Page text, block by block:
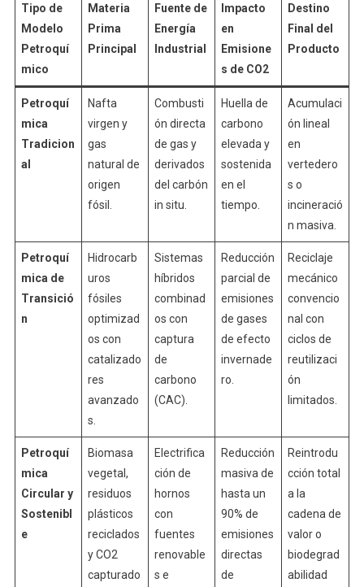
Tipo de
Modelo
Petroquí
mico
Materia
Prima
Principal
Fuente de
Energía
Industrial
Impacto
en
Emisione
s de CO2
Destino
Final del
Producto
Petroquí
mica
Tradicion
al
Nafta
virgen y
gas
natural de
origen
fósil.
Combusti
ón directa
de gas y
derivados
del carbón
in situ.
Huella de
carbono
elevada y
sostenida
en el
tiempo.
Acumulaci
ón lineal
en
vertedero
s o
incineració
n masiva.
Petroquí
mica de
Transició
n
Hidrocarb
uros
fósiles
optimizad
os con
catalizado
res
avanzado
s.
Sistemas
híbridos
combinad
os con
captura
de
carbono
(CAC).
Reducción
parcial de
emisiones
de gases
de efecto
invernade
ro.
Reciclaje
mecánico
convencio
nal con
ciclos de
reutilizaci
ón
limitados.
Petroquí
mica
Circular y
Sostenibl
e
Biomasa
vegetal,
residuos
plásticos
reciclados
y CO2
capturado
Electrifica
ción de
hornos
con
fuentes
renovable
s e
Reducción
masiva de
hasta un
90% de
emisiones
directas
de
Reintrodu
cción total
a la
cadena de
valor o
biodegrad
abilidad